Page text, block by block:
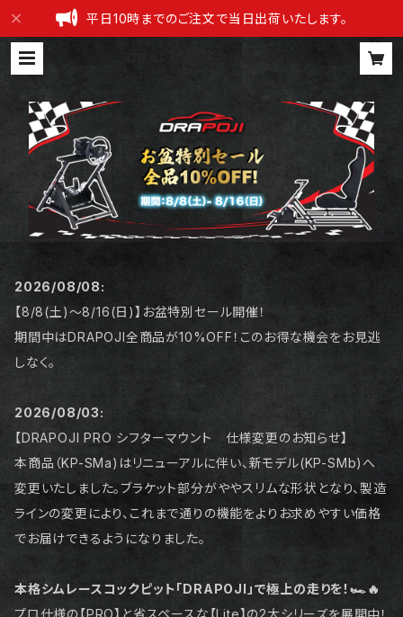
平日10時までのご注文で当日出荷いたします。
2026/08/08:
【8/8(土)〜8/16(日)】お盆特別セール開催！
期間中はDRAPOJI全商品が10%OFF！このお得な機会をお見逃
しなく。
2026/08/03:
【DRAPOJI PRO シフターマウント 仕様変更のお知らせ】
本商品（KP-SMa)はリニューアルに伴い、新モデル(KP-SMb)へ
変更いたしました。ブラケット部分がややスリムな形状となり、製造
ラインの変更により、これまで通りの機能をよりお求めやすい価格
でお届けできるようになりました。
本格シムレースコックピット「DRAPOJI」で極上の走りを！🏎️🔥
プロ仕様の【PRO】と省スペースな【Lite】の2大シリーズを展開中！